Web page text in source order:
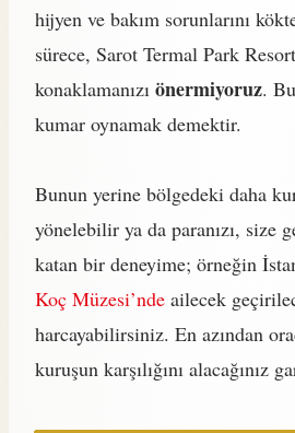
hijyen ve bakım sorunlarını
sürece, Sarot Termal Park
konaklamanızı önermiyoruz.
kumar oynamak demektir.
Bunun yerine bölgedeki daha
yönelebilir ya da paranızı, size
katan bir deneyime; örneğin
Koç Müzesi’nde ailecek
harcayabilirsiniz. En azından
kuruşun karşılığını alacağınız